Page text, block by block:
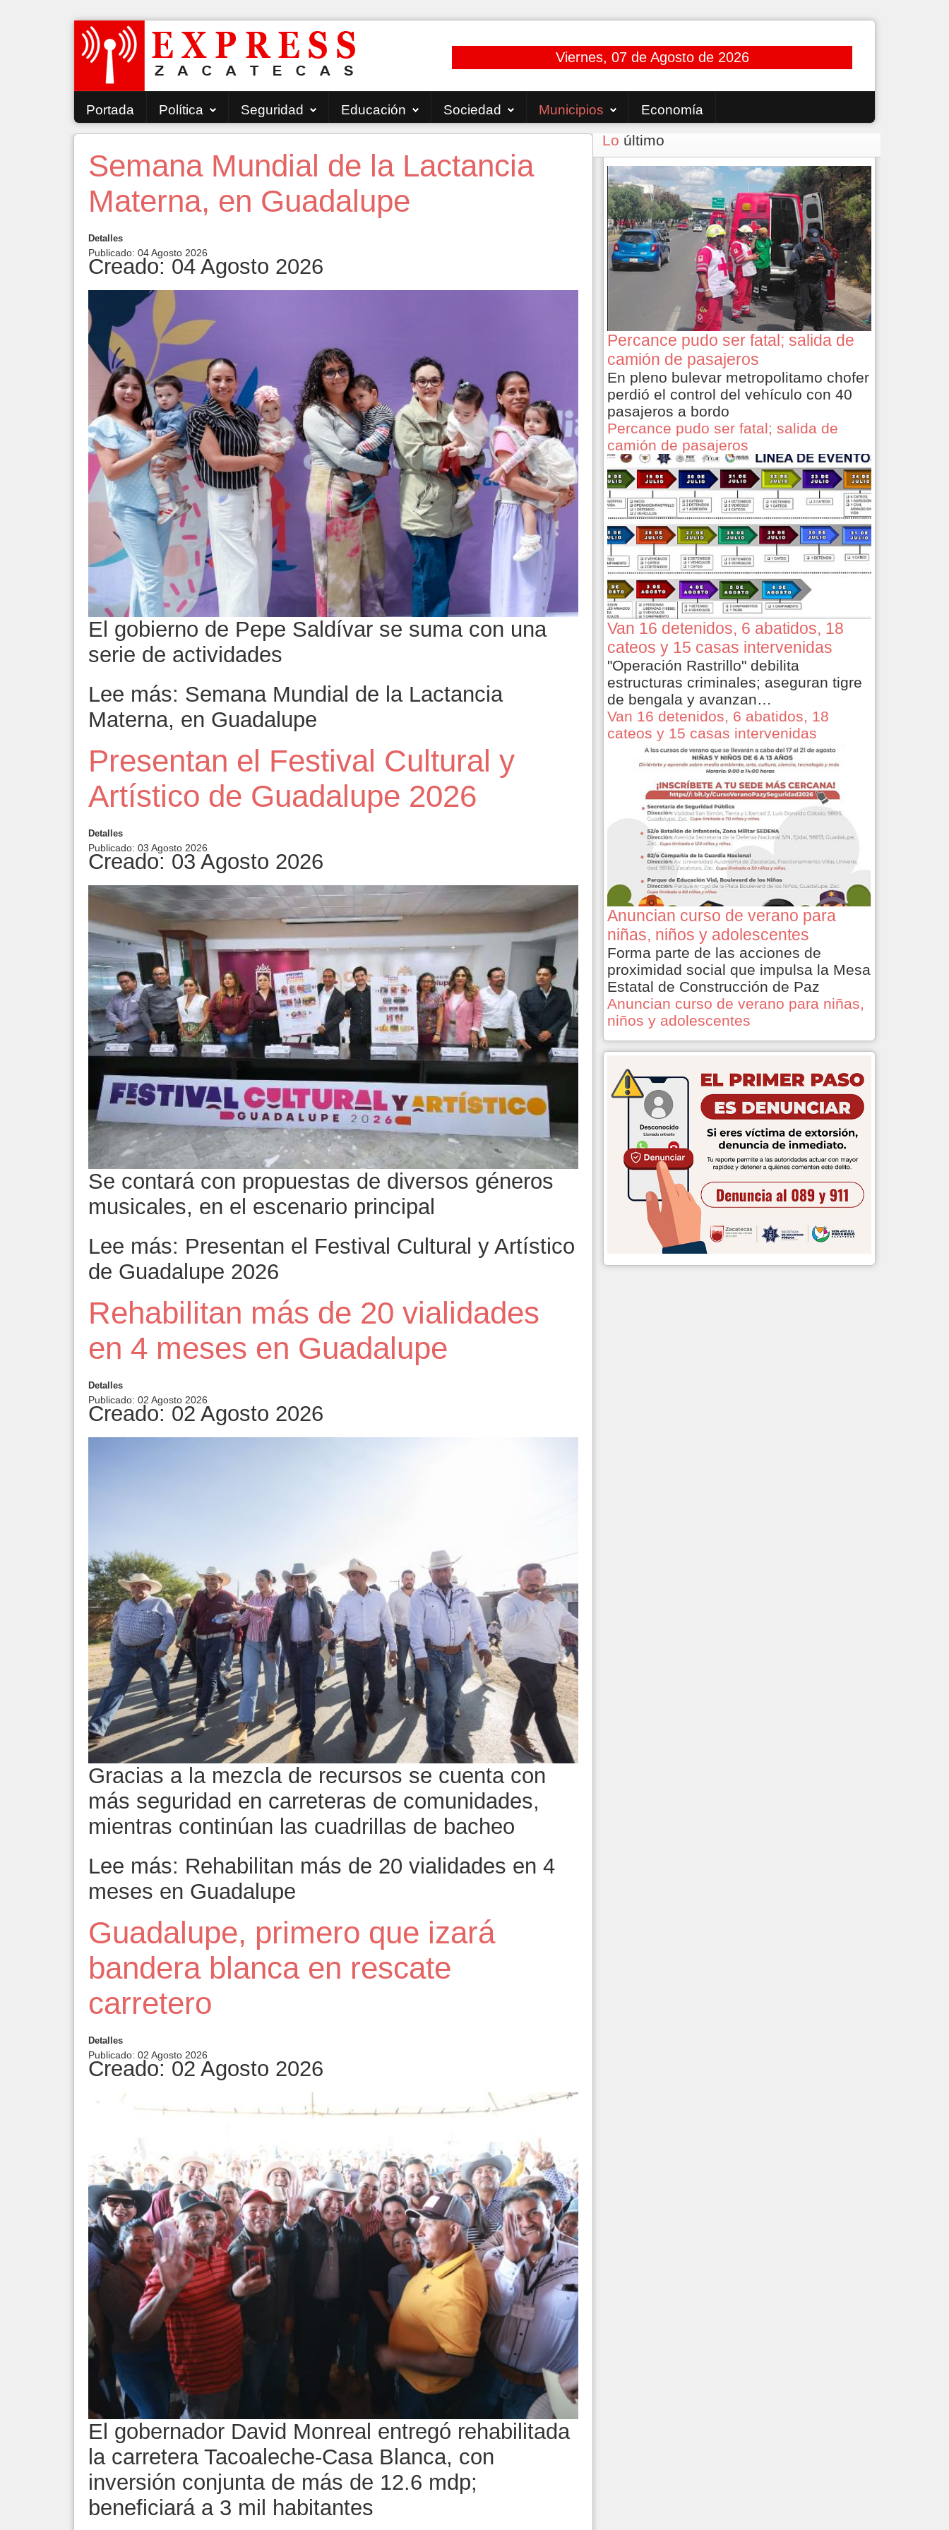
Viernes, 07 de Agosto de 2026
Portada Política Seguridad Educación Sociedad Municipios Economía
Semana Mundial de la Lactancia
Materna, en Guadalupe
Detalles
Publicado: 04 Agosto 2026
Creado: 04 Agosto 2026
El gobierno de Pepe Saldívar se suma con una
serie de actividades
Lee más: Semana Mundial de la Lactancia
Materna, en Guadalupe
Presentan el Festival Cultural y
Artístico de Guadalupe 2026
Detalles
Publicado: 03 Agosto 2026
Creado: 03 Agosto 2026
Se contará con propuestas de diversos géneros
musicales, en el escenario principal
Lee más: Presentan el Festival Cultural y Artístico
de Guadalupe 2026
Rehabilitan más de 20 vialidades
en 4 meses en Guadalupe
Detalles
Publicado: 02 Agosto 2026
Creado: 02 Agosto 2026
Gracias a la mezcla de recursos se cuenta con
más seguridad en carreteras de comunidades,
mientras continúan las cuadrillas de bacheo
Lee más: Rehabilitan más de 20 vialidades en 4
meses en Guadalupe
Guadalupe, primero que izará
bandera blanca en rescate
carretero
Detalles
Publicado: 02 Agosto 2026
Creado: 02 Agosto 2026
El gobernador David Monreal entregó rehabilitada
la carretera Tacoaleche-Casa Blanca, con
inversión conjunta de más de 12.6 mdp;
beneficiará a 3 mil habitantes
Lo último
Percance pudo ser fatal; salida de
camión de pasajeros
En pleno bulevar metropolitamo chofer
perdió el control del vehículo con 40
pasajeros a bordo
Percance pudo ser fatal; salida de
camión de pasajeros
Van 16 detenidos, 6 abatidos, 18
cateos y 15 casas intervenidas
"Operación Rastrillo" debilita
estructuras criminales; aseguran tigre
de bengala y avanzan…
Van 16 detenidos, 6 abatidos, 18
cateos y 15 casas intervenidas
Anuncian curso de verano para
niñas, niños y adolescentes
Forma parte de las acciones de
proximidad social que impulsa la Mesa
Estatal de Construcción de Paz
Anuncian curso de verano para niñas,
niños y adolescentes